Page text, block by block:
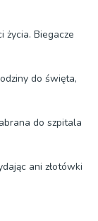
życia. Biegacze
do święta,
do szpitala
ani złotówki